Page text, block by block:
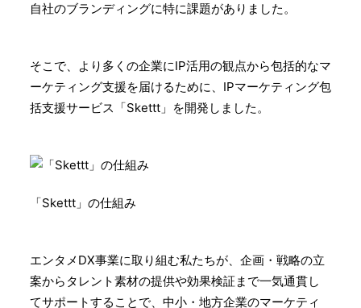
自社のブランディングに特に課題がありました。
そこで、より多くの企業にIP活用の観点から包括的なマ
ーケティング支援を届けるために、IPマーケティング包
括支援サービス「Skettt」を開発しました。
「Skettt」の仕組み
エンタメDX事業に取り組む私たちが、企画・戦略の立
案からタレント素材の提供や効果検証まで一気通貫し
てサポートすることで、中小・地方企業のマーケティ